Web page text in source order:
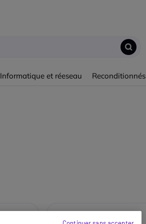
Informatique et réeseau Reconditionnés